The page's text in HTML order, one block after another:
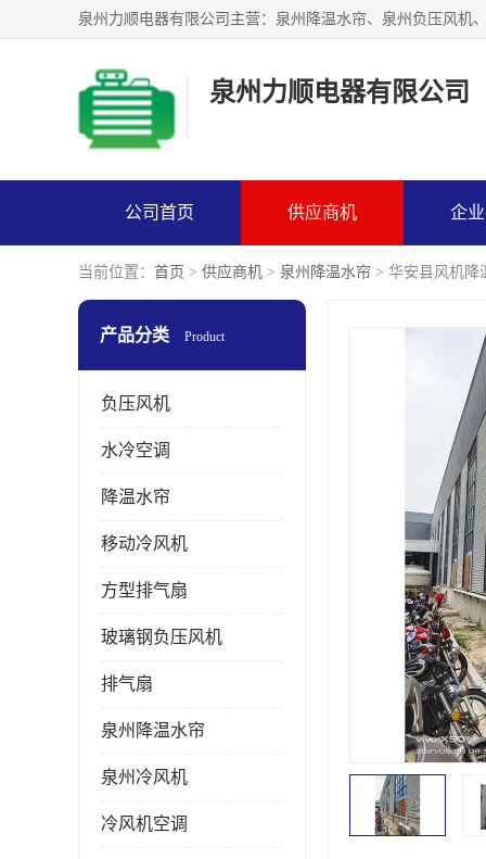
泉州力顺电器有限公司
公司首页 供应商机 企
当前位置： 首页 > 供应商机 > 泉州降温水帘 > 华安县风机降
产品分类 Product
负压风机
水冷空调
降温水帘
移动冷风机
方型排气扇
玻璃钢负压风机
排气扇
泉州降温水帘
泉州冷风机
冷风机空调